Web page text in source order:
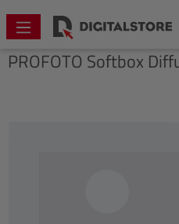
springen
PROFOTO Softbox